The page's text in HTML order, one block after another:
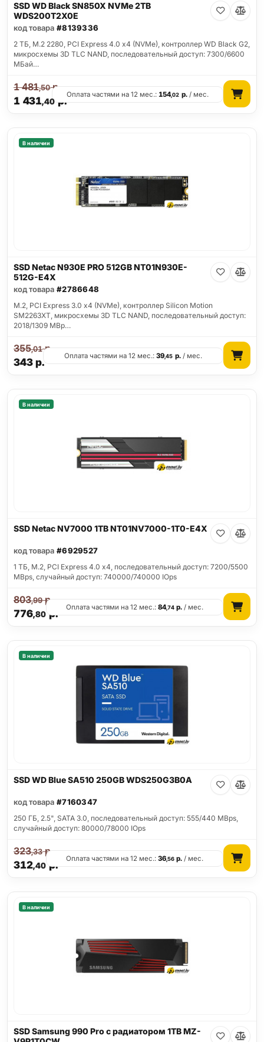
SSD WD Black SN850X NVMe 2TB
WDS200T2X0E
код товара #8139336
2 ТБ, M.2 2280, PCI Express 4.0 x4 (NVMe), контроллер WD Black G2,
микросхемы 3D TLC NAND, последовательный доступ: 7300/6600
МБай…
1 431,40 р.
1 481,50р.
Оплата частями на 12 мес.:154,02 р./ мес.
В наличии
SSD Netac N930E PRO 512GB NT01N930E-
512G-E4X
код товара #2786648
M.2, PCI Express 3.0 x4 (NVMe), контроллер Silicon Motion
SM2263XT, микросхемы 3D TLC NAND, последовательный доступ:
2018/1309 MBp…
343р.
355,01р.
Оплата частями на 12 мес.:39,45 р./ мес.
В наличии
SSD Netac NV7000 1TB NT01NV7000-1T0-E4X
код товара #6929527
1 ТБ, M.2, PCI Express 4.0 x4, последовательный доступ: 7200/5500
MBps, случайный доступ: 740000/740000 IOps
776,80р.
803,99р.
Оплата частями на 12 мес.:84,74 р. / мес.
В наличии
SSD WD Blue SA510 250GB WDS250G3B0A
код товара #7160347
250 ГБ, 2.5", SATA 3.0, последовательный доступ: 555/440 MBps,
случайный доступ: 80000/78000 IOps
312,40р.
323,33р.
Оплата частями на 12 мес.:36,56 р. / мес.
В наличии
SSD Samsung 990 Pro с радиатором 1TB MZ-